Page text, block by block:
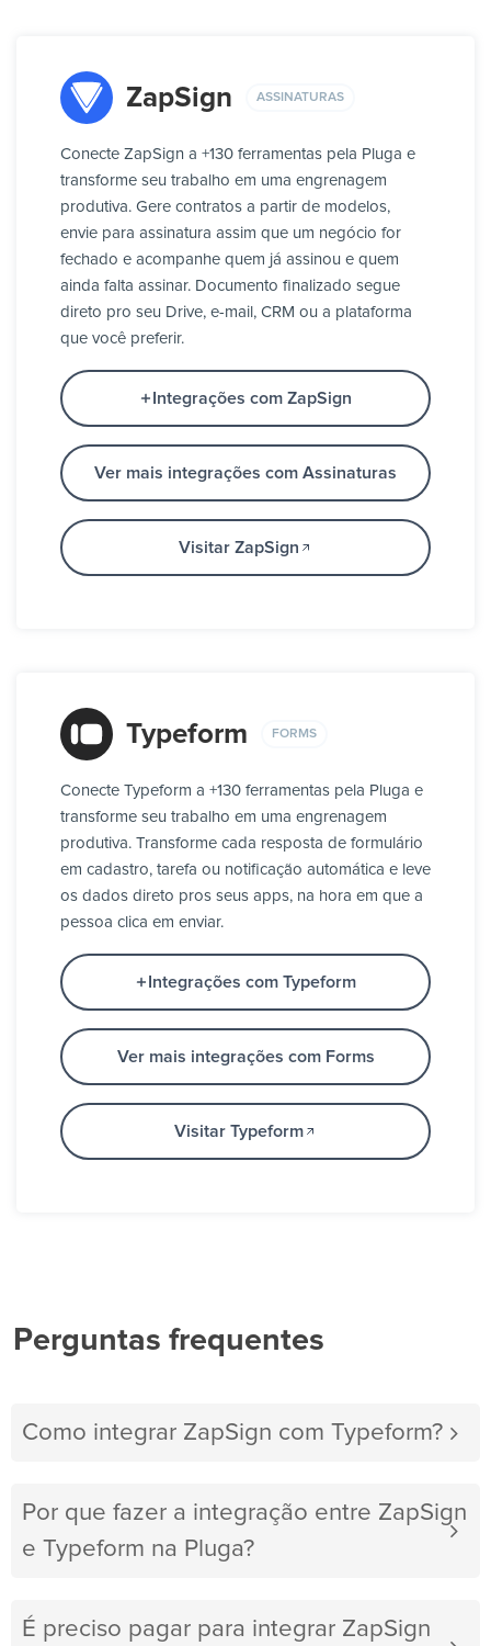
ZapSign ASSINATURAS
Conecte ZapSign a +130 ferramentas pela Pluga e
transforme seu trabalho em uma engrenagem
produtiva. Gere contratos a partir de modelos,
envie para assinatura assim que um negócio for
fechado e acompanhe quem já assinou e quem
ainda falta assinar. Documento finalizado segue
direto pro seu Drive, e-mail, CRM ou a plataforma
que você preferir.
Integrações com ZapSign
Ver mais integrações com Assinaturas
Visitar ZapSign
Typeform FORMS
Conecte Typeform a +130 ferramentas pela Pluga e
transforme seu trabalho em uma engrenagem
produtiva. Transforme cada resposta de formulário
em cadastro, tarefa ou notificação automática e leve
os dados direto pros seus apps, na hora em que a
pessoa clica em enviar.
Integrações com Typeform
Ver mais integrações com Forms
Visitar Typeform
Perguntas frequentes
Como integrar ZapSign com Typeform?
Por que fazer a integração entre ZapSign
e Typeform na Pluga?
É preciso pagar para integrar ZapSign